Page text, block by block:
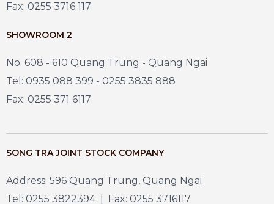
Fax: 0255 3716 117
SHOWROOM 2
No. 608 - 610 Quang Trung - Quang Ngai
Tel: 0935 088 399 - 0255 3835 888
Fax: 0255 371 6117
SONG TRA JOINT STOCK COMPANY
Address: 596 Quang Trung, Quang Ngai
Tel: 0255 3822394 | Fax: 0255 3716117